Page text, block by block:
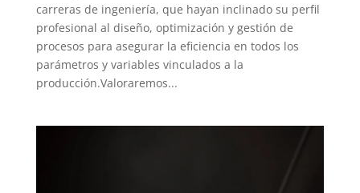
carreras de ingeniería, que hayan inclinado su perfil
profesional al diseño, optimización y gestión de
procesos para asegurar la eficiencia en todos los
parámetros y variables vinculados a la
producción.Valoraremos...